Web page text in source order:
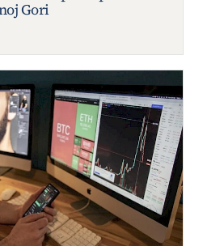
Gori